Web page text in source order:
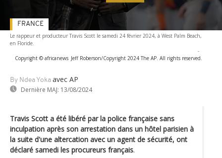
Le rappeur et producteur Travis Scott le samedi 24 février 2024, à West Palm Beach,
en Floride.
-
Copyright © africanews Jeff Roberson/Copyright 2024 The AP. All rights reserved.
By Ndea Yoka avec AP
Dernière MAJ: 13/08/2024
FRANCE
Travis Scott a été libéré par la police française sans
inculpation après son arrestation dans un hôtel parisien à
la suite d'une altercation avec un agent de sécurité, ont
déclaré samedi les procureurs français.